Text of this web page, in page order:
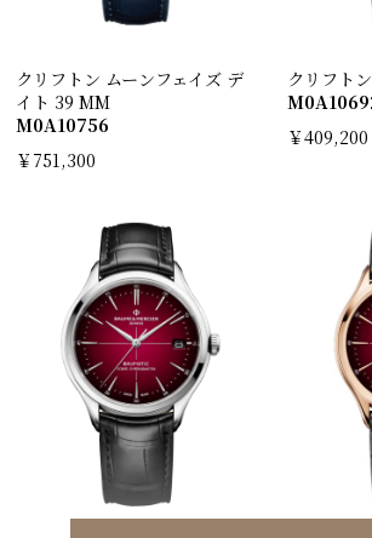
クリフトン ムーンフェイズ デ
イト 39 MM
M0A10756
￥751,300
クリフト
￥409,200